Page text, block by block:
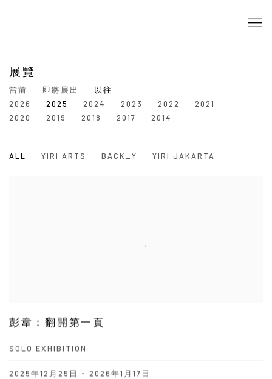
展覽
當前 即將展出
以往
2026
2025 2024 2023 2022
2021
2020
2019 2018 2017 2014
ALL YIRI ARTS BACK_Y YIRI JAKARTA
彭韋：翻開第一頁
SOLO EXHIBITION
2025年12月25日 - 2026年1月17日